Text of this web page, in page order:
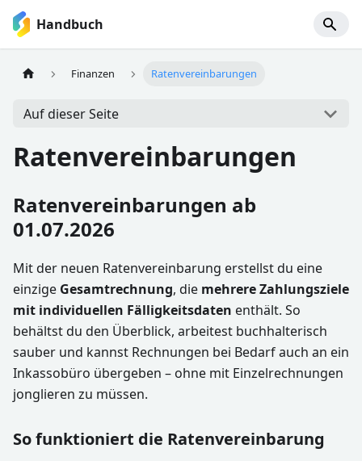
Handbuch
Finanzen Ratenvereinbarungen
Auf dieser Seite
Ratenvereinbarungen
Ratenvereinbarungen ab
01.07.2026
Mit der neuen Ratenvereinbarung erstellst du eine
einzige Gesamtrechnung, die mehrere Zahlungsziele
mit individuellen Fälligkeitsdaten enthält. So
behältst du den Überblick, arbeitest buchhalterisch
sauber und kannst Rechnungen bei Bedarf auch an ein
Inkassobüro übergeben – ohne mit Einzelrechnungen
jonglieren zu müssen.
So funktioniert die Ratenvereinbarung